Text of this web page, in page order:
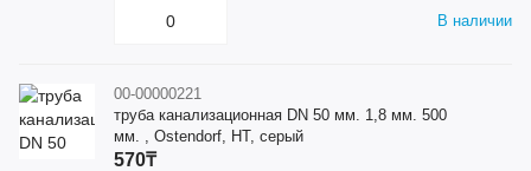
В наличии
00-00000221
труба канализационная DN 50 мм. 1,8 мм. 500
мм. , Ostendorf, HT, серый
570₸